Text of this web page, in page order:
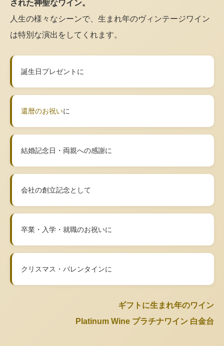
された神聖なワイン。
人生の様々なシーンで、生まれ年のヴィンテージワイン
は特別な演出をしてくれます。
誕生日プレゼントに
還暦のお祝いに
結婚記念日・両親への感謝に
会社の創立記念として
卒業・入学・就職のお祝いに
クリスマス・バレンタインに
ギフトに生まれ年のワイン
Platinum Wine プラチナワイン 白金台